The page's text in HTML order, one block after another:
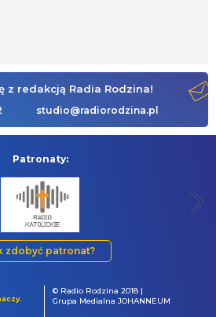
z redakcją Radia Rodzina!
studio@radiorodzina.pl
Patronaty:
zdobyć patronat?
© Radio Rodzina 2018 |
Grupa Medialna JOHANNEUM